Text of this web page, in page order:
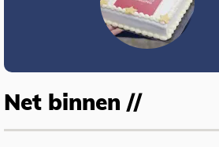
Net binnen //